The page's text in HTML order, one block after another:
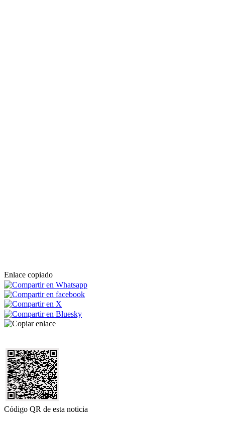
Enlace copiado
Código QR de esta noticia